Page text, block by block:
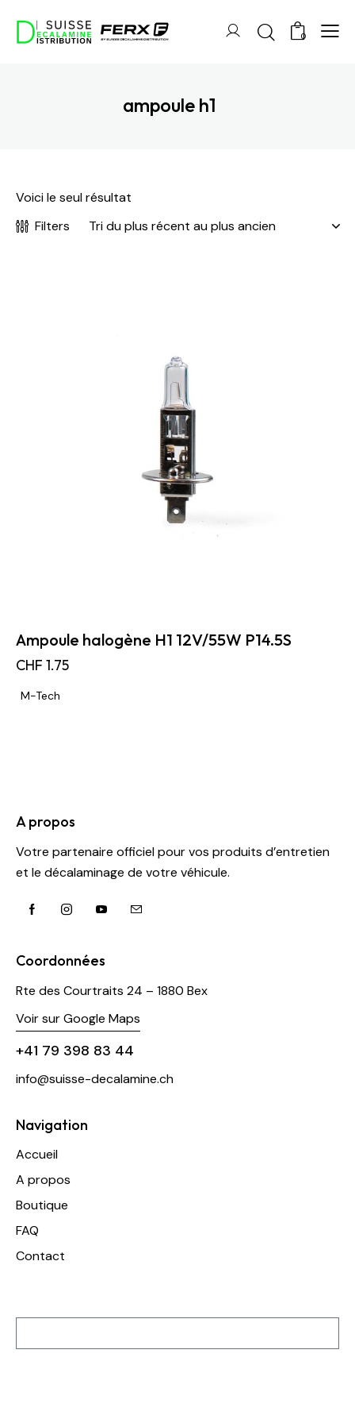
0
ampoule h1
Voici le seul résultat
Filters
Ampoule halogène H1 12V/55W P14.5S
CHF 1.75
M-Tech
A propos
Votre partenaire officiel pour vos produits d’entretien
et le décalaminage de votre véhicule.
Coordonnées
Rte des Courtraits 24 – 1880 Bex
Voir sur Google Maps
+41 79 398 83 44
info@suisse-decalamine.ch
Navigation
Accueil
A propos
Boutique
FAQ
Contact